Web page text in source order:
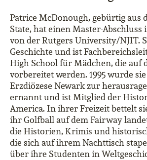
Patrice McDonough, gebürtig aus
State, hat einen Master-Abschluss
von der Rutgers University/NJIT.
Geschichte und ist
High School für Mädchen, die auf
vorbereitet werden. 1995 wurde
Erzdiözese Newark zur
ernannt und ist Mitglied der
America. In ihrer Freizeit bettelt
ihr Golfball auf dem Fairway
die Historien, Krimis und
die sich auf ihrem Nachttisch
über ihre Studenten in